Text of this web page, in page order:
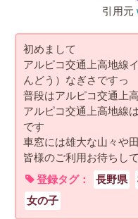
引用元
初めまして
アルピコ交通上高地線
んどう）なぎさですっ
普段はアルピコ交通上
アルピコ交通上高地線
です
車窓には雄大な山々や
皆様のご利用お待ちし
登録タグ：
長野県
女の子